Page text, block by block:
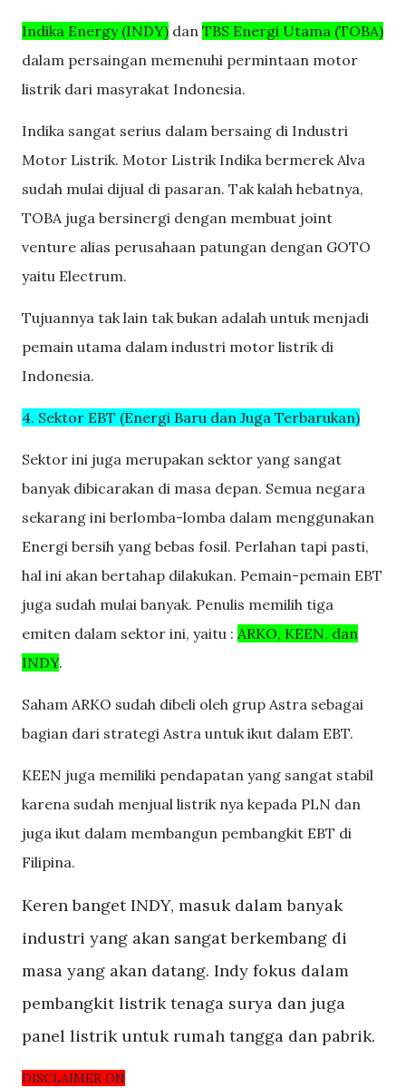
Indika Energy (INDY) dan TBS Energi Utama (TOBA)
dalam persaingan memenuhi permintaan motor
listrik dari masyrakat Indonesia.
Indika sangat serius dalam bersaing di Industri
Motor Listrik. Motor Listrik Indika bermerek Alva
sudah mulai dijual di pasaran. Tak kalah hebatnya,
TOBA juga bersinergi dengan membuat joint
venture alias perusahaan patungan dengan GOTO
yaitu Electrum.
Tujuannya tak lain tak bukan adalah untuk menjadi
pemain utama dalam industri motor listrik di
Indonesia.
4. Sektor EBT (Energi Baru dan Juga Terbarukan)
Sektor ini juga merupakan sektor yang sangat
banyak dibicarakan di masa depan. Semua negara
sekarang ini berlomba-lomba dalam menggunakan
Energi bersih yang bebas fosil. Perlahan tapi pasti,
hal ini akan bertahap dilakukan. Pemain-pemain EBT
juga sudah mulai banyak. Penulis memilih tiga
emiten dalam sektor ini, yaitu : ARKO, KEEN, dan
INDY.
Saham ARKO sudah dibeli oleh grup Astra sebagai
bagian dari strategi Astra untuk ikut dalam EBT.
KEEN juga memiliki pendapatan yang sangat stabil
karena sudah menjual listrik nya kepada PLN dan
juga ikut dalam membangun pembangkit EBT di
Filipina.
Keren banget INDY, masuk dalam banyak
industri yang akan sangat berkembang di
masa yang akan datang. Indy fokus dalam
pembangkit listrik tenaga surya dan juga
panel listrik untuk rumah tangga dan pabrik.
DISCLAIMER ON